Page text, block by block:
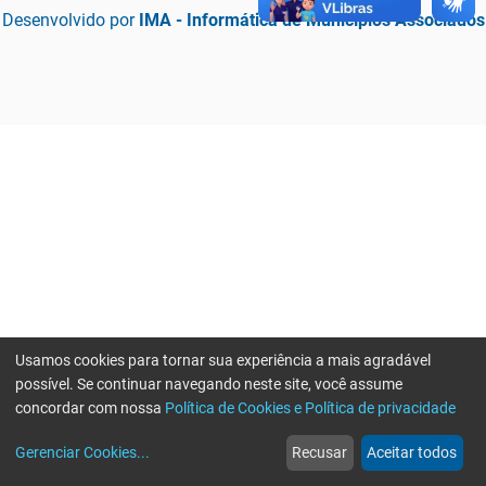
Desenvolvido por IMA - Informática de Municípios Associados
web
Notícias
more_horiz
Mais
Usamos cookies para tornar sua experiência a mais agradável
possível. Se continuar navegando neste site, você assume
concordar com nossa Política de Cookies e Política de privacidade
Gerenciar Cookies... Recusar Aceitar todos
Erro ao enviar informações, por favor tente novamente